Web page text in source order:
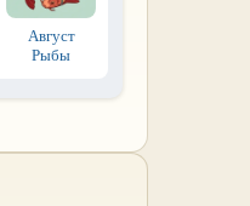
Август
Рыбы